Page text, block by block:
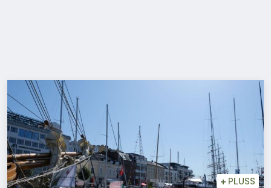
Bærekraft
Digitalisering
Eiendom
Øvrige + PLUSS